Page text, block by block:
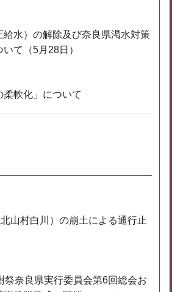
給水）の解除及び奈良県渇水対策
て（5月28日）
軟化」について
山村白川）の崩土による通行止
祭奈良県実行委員会第6回総会お